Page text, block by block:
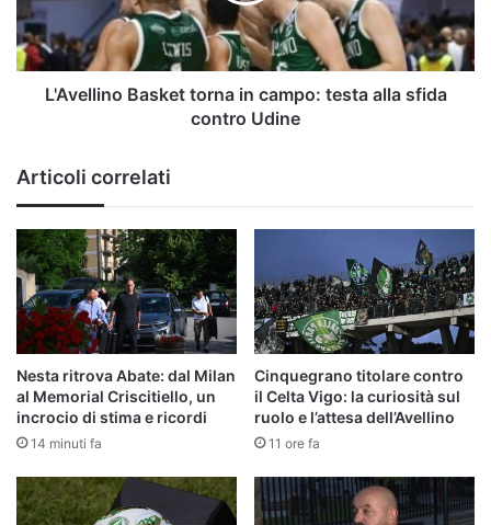
alla
sfida
contro
UdineL'Avellino Basket torna in campo: testa alla sfida
contro Udine
Articoli correlati
Nesta ritrova Abate: dal Milan
al Memorial Criscitiello, un
incrocio di stima e ricordi
14 minuti fa
Cinquegrano titolare contro
il Celta Vigo: la curiosità sul
ruolo e l’attesa dell’Avellino
11 ore fa